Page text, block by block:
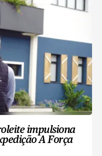
impulsiona
A Força